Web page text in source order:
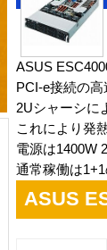
ASUS
PCI-e接続の高
2Uシャーシに
これにより発
電源は1400W
通常稼働は
ASUS